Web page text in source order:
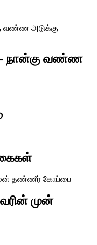
- நான்கு வண்ண
முன்